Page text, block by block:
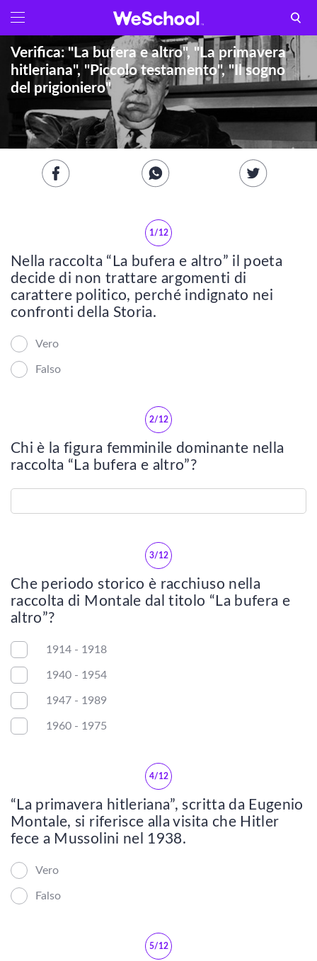
Vedi tutti
Internet e informatica
Attualità
Economia e business
Storia
LETTERATURA
Scienze
Lingue
Psicologia e psicoanalisi
Letteratura contemporanea
LETTERATURA ITALIANA
Letteratura francese
Letteratura spagnola
Letteratura tedesca
Aa GLOSSARIO
Verifica: "La bufera e altro", "La primavera
hitleriana", "Piccolo testamento", "Il sogno
del prigioniero"
1/12
Nella raccolta “La bufera e altro” il poeta
decide di non trattare argomenti di
carattere politico, perché indignato nei
confronti della Storia.
Vero
Falso
2/12
Chi è la figura femminile dominante nella
raccolta “La bufera e altro”?
3/12
Che periodo storico è racchiuso nella
raccolta di Montale dal titolo “La bufera e
altro”?
1914 - 1918
1940 - 1954
1947 - 1989
1960 - 1975
4/12
“La primavera hitleriana”, scritta da Eugenio
Montale, si riferisce alla visita che Hitler
fece a Mussolini nel 1938.
Vero
Falso
5/12